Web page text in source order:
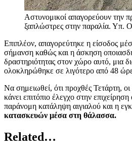
Αστυνομικοί απαγορεύουν την
ξαπλώστρες στην παραλία. Υπ.
Επιπλέον, απαγορεύτηκε η είσοδος
σήμανση καθώς και η άσκηση
δραστηριότητας στον χώρο αυτό, μια
ολοκληρώθηκε σε λιγότερο από 48
Να σημειωθεί, ότι προχθές Τετάρτη, οι
κάνει επιτόπιο έλεγχο στην
παράνομη κατάληψη αιγιαλού και η
κατασκευών μέσα στη θάλασσα.
Related…